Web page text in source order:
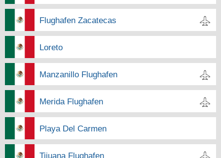
Flughafen Zacatecas
Loreto
Manzanillo Flughafen
Merida Flughafen
Playa Del Carmen
Tijuana Flughafen